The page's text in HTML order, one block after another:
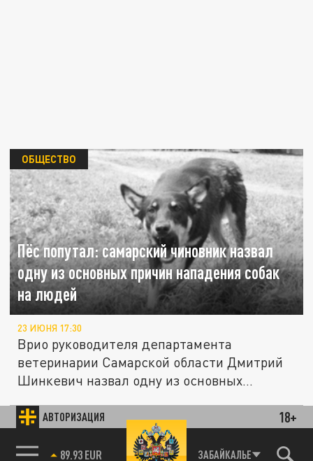
АВТОРИЗАЦИЯ 18+
85.64 BRENT ЗАБАЙКАЛЬЕ
Пёс попутал: самарский чиновник назвал
одну из основных причин нападения собак
на людей
ОБЩЕСТВО
23 ИЮНЯ 17:30
Врио руководителя департамента
ветеринарии Самарской области Дмитрий
Шинкевич назвал одну из основных
ОБЩЕСТВО